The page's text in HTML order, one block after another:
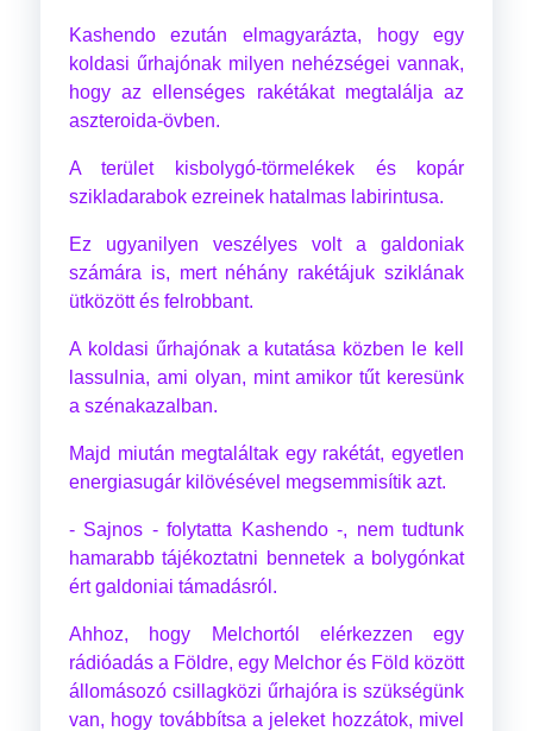
Kashendo ezután elmagyarázta, hogy egy
koldasi űrhajónak milyen nehézségei vannak,
hogy az ellenséges rakétákat megtalálja az
aszteroida-övben.
A terület kisbolygó-törmelékek és kopár
szikladarabok ezreinek hatalmas labirintusa.
Ez ugyanilyen veszélyes volt a galdoniak
számára is, mert néhány rakétájuk sziklának
ütközött és felrobbant.
A koldasi űrhajónak a kutatása közben le kell
lassulnia, ami olyan, mint amikor tűt keresünk
a szénakazalban.
Majd miután megtaláltak egy rakétát, egyetlen
energiasugár kilövésével megsemmisítik azt.
- Sajnos - folytatta Kashendo -, nem tudtunk
hamarabb tájékoztatni bennetek a bolygónkat
ért galdoniai támadásról.
Ahhoz, hogy Melchortól elérkezzen egy
rádióadás a Földre, egy Melchor és Föld között
állomásozó csillagközi űrhajóra is szükségünk
van, hogy továbbítsa a jeleket hozzátok, mivel